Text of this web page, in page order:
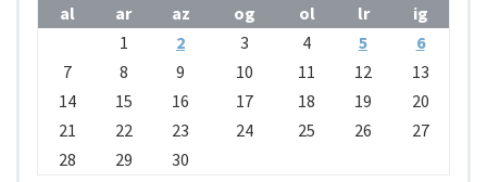
al
ar az og ol lr
ig
1
2 3 4 5
6
7
8 9 10 11 12
13
14
15 16 17 18 19
20
21
22 23 24 25 26
27
28
29 30